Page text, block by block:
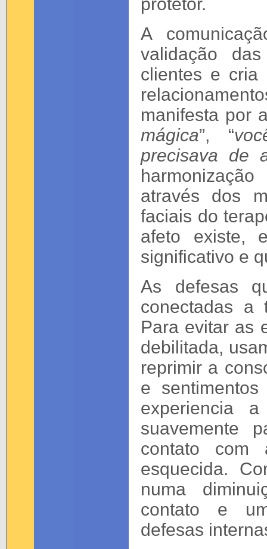
protetor.
A
validação
clientes e cria
manifesta por
mágica”, “
precisava de
através dos
faciais do
afeto existe,
significativo e
As defesas
conectadas a
Para evitar as
debilitada,
reprimir a
e
experiencia
suavemente
contato com
esquecida.
numa
contato e
defesas